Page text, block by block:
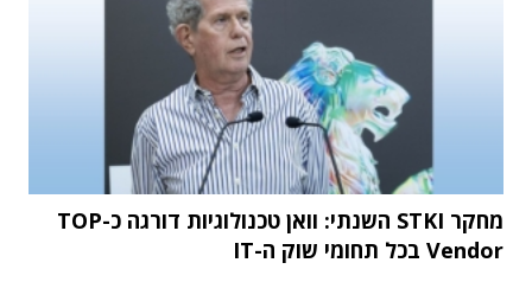
מחקר STKI השנתי: וואן טכנולוגיות דורגה כ-TOP
Vendor בכל תחומי שוק ה-IT